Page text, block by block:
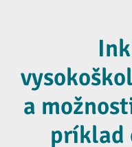
a
príklad